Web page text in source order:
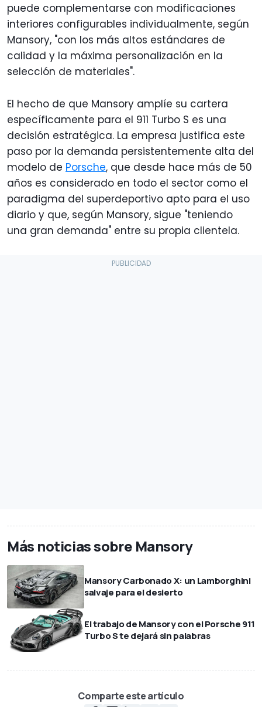
puede complementarse con modificaciones
interiores configurables individualmente, según
Mansory, "con los más altos estándares de
calidad y la máxima personalización en la
selección de materiales".
El hecho de que Mansory amplíe su cartera
específicamente para el 911 Turbo S es una
decisión estratégica. La empresa justifica este
paso por la demanda persistentemente alta del
modelo de Porsche, que desde hace más de 50
años es considerado en todo el sector como el
paradigma del superdeportivo apto para el uso
diario y que, según Mansory, sigue "teniendo
una gran demanda" entre su propia clientela.
Más noticias sobre Mansory
Mansory Carbonado X: un Lamborghini
salvaje para el desierto
El trabajo de Mansory con el Porsche 911
Turbo S te dejará sin palabras
Comparte este artículo